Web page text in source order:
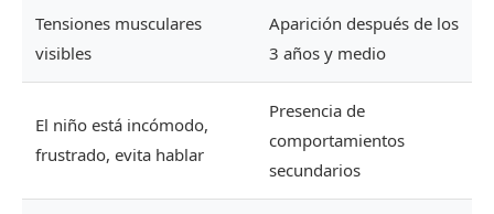
Tensiones musculares
visibles
Aparición después de los
3 años y medio
El niño está incómodo,
frustrado, evita hablar
Presencia de
comportamientos
secundarios